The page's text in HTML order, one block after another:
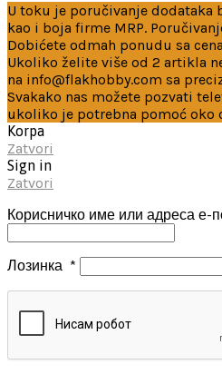
U toku je poručivanje dodataka
kao i boja firme MRP.
Dobićete odmah ponudu sa
Ukoliko želite više od 2 artikla
na info@flakhobby.com sa
Svakako nas možete pozvati
ukoliko je potrebna pomoć oko
Korpa
Zatvori
Sign in
Zatvori
Корисничко име или адреса е-
Лозинка *